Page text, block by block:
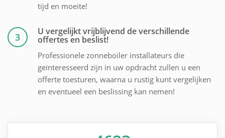
tijd en moeite!
3 U vergelijkt vrijblijvend de verschillende
offertes en beslist!
Professionele zonneboiler installateurs die
geïnteresseerd zijn in uw opdracht zullen u een
offerte toesturen, waarna u rustig kunt vergelijken
en eventueel een beslissing kan nemen!